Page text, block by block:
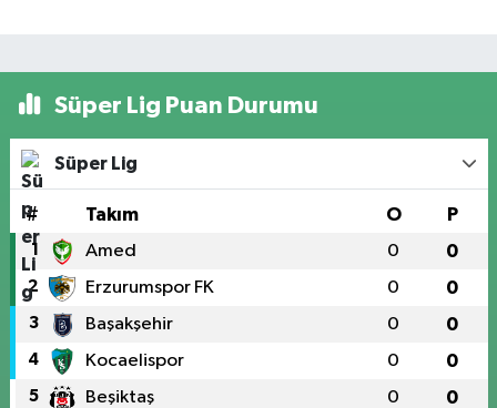
Süper Lig Puan Durumu
Süper Lig
# Takım O P
1 Amed 0 0
2 Erzurumspor FK 0 0
3 Başakşehir 0 0
4 Kocaelispor 0 0
5 Beşiktaş 0 0